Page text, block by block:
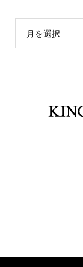
月を選択